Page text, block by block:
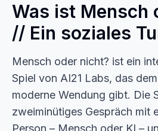
Was ist Mensch
// Ein soziales
Mensch oder nicht? ist ein
Spiel von AI21 Labs, das
moderne Wendung gibt. Die
zweiminütiges Gespräch mit
Person – Mensch oder KI –